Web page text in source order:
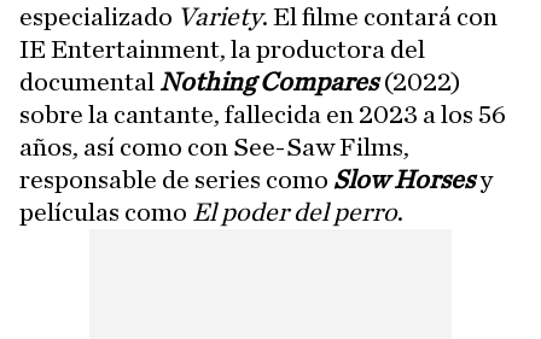
especializado Variety. El filme contará con
IE Entertainment, la productora del
documental Nothing Compares(2022)
sobre la cantante, fallecida en 2023 a los 56
años, así como con See-Saw Films,
responsable de series como Slow Horsesy
películas como El poder del perro.